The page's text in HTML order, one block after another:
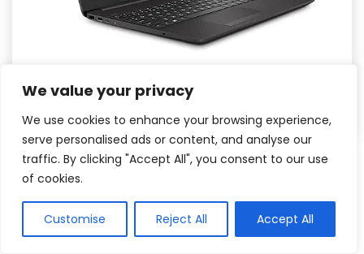
We value your privacy
We use cookies to enhance your browsing experience,
serve personalised ads or content, and analyse our
traffic. By clicking "Accept All", you consent to our use
of cookies.
Customise Reject All Accept All
Veja na Amazon